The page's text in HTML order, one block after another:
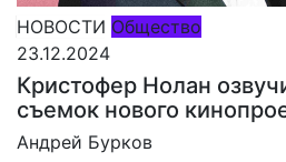
НОВОСТИ Общество
23.12.2024
Кристофер Нолан
съемок нового
Андрей Бурков